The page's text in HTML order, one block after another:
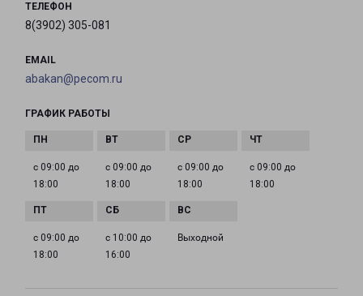
ТЕЛЕФОН
8(3902) 305-081
EMAIL
abakan@pecom.ru
ГРАФИК РАБОТЫ
с 09:00 до
18:00
с 09:00 до
18:00
с 09:00 до
18:00
с 09:00 до
18:00
с 09:00 до
18:00
с 10:00 до
16:00
Выходной